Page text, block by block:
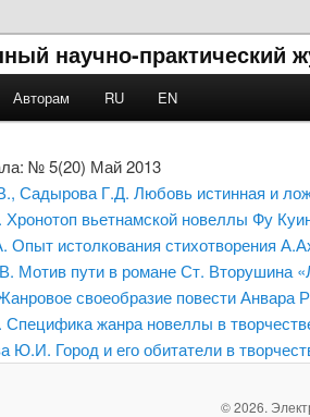
научно-практический
contentcontent
Авторам RU EN
№ 5(20) Май 2013
Садырова Г.Д. Любовь истинная и
вьетнамской новеллы Фу
Опыт истолкования стихотворения
Мотив пути в романе Ст. Вторушина
своеобразие повести Анвара
жанра новеллы в
Ю.И. Город и его обитатели в
© 2026.